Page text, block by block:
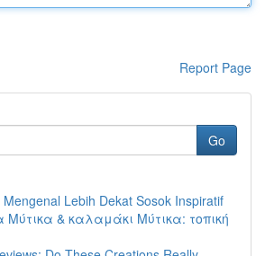
Report Page
Go
Lebih Dekat Sosok Inspiratif
Μύτικα & καλαμάκι Μύτικα: τοπική